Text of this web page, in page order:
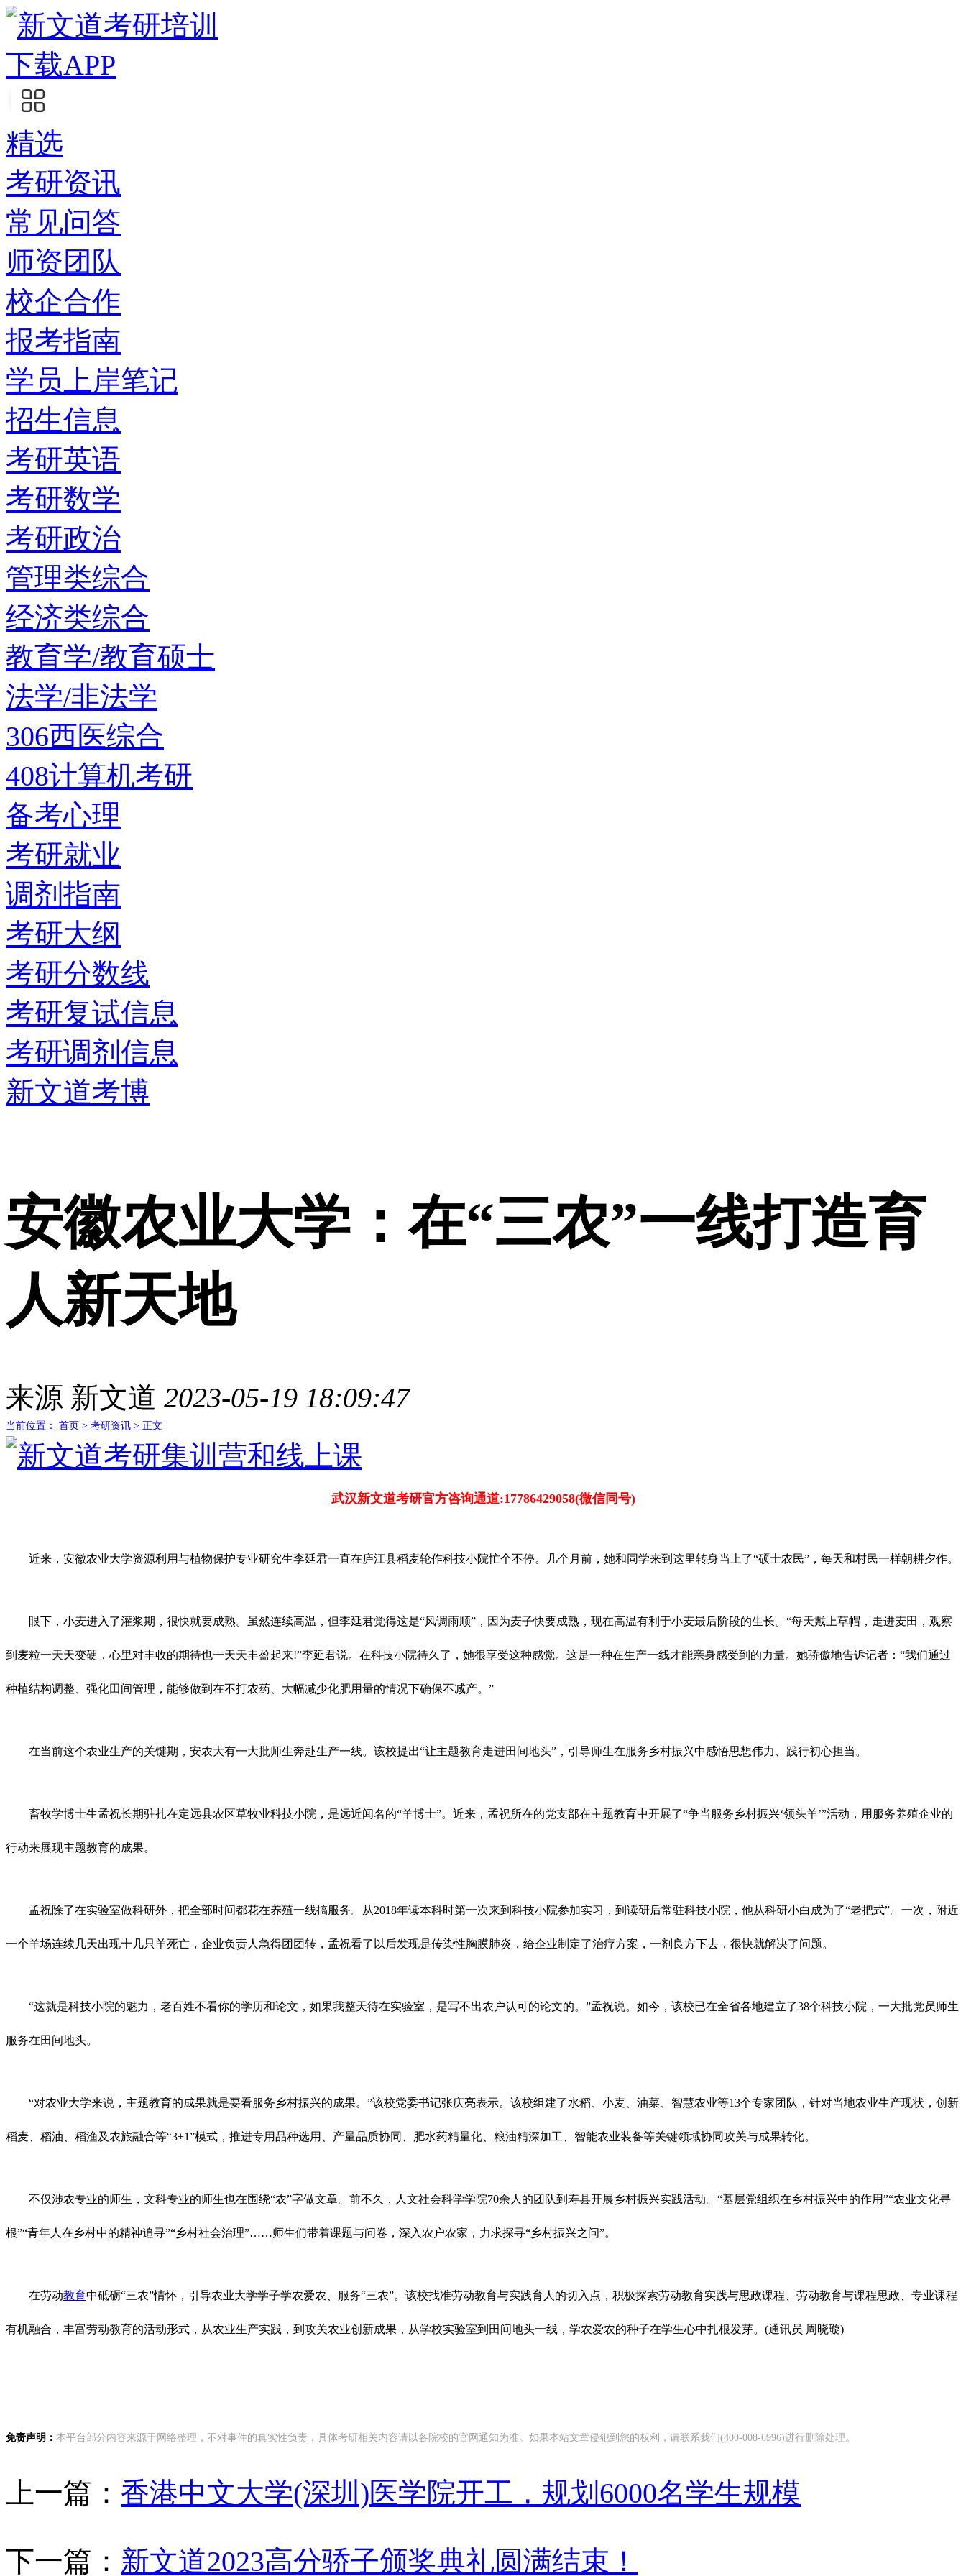
下载APP
精选
考研资讯
常见问答
师资团队
校企合作
报考指南
学员上岸笔记
招生信息
考研英语
考研数学
考研政治
管理类综合
经济类综合
教育学/教育硕士
法学/非法学
306西医综合
408计算机考研
备考心理
考研就业
调剂指南
考研大纲
考研分数线
考研复试信息
考研调剂信息
新文道考博
安徽农业大学：在“三农”一线打造育
人新天地
来源 新文道 2023-05-19 18:09:47
当前位置： 首页 > 考研资讯 > 正文
武汉新文道考研官方咨询通道:17786429058(微信同号)
近来，安徽农业大学资源利用与植物保护专业研究生李延君一直在庐江县稻麦轮作科技小院忙个不停。几个月前，她和同学来到这里转身当上了“硕士农民”，每天和村民一样朝耕夕作。
眼下，小麦进入了灌浆期，很快就要成熟。虽然连续高温，但李延君觉得这是“风调雨顺”，因为麦子快要成熟，现在高温有利于小麦最后阶段的生长。“每天戴上草帽，走进麦田，观察
到麦粒一天天变硬，心里对丰收的期待也一天天丰盈起来!”李延君说。在科技小院待久了，她很享受这种感觉。这是一种在生产一线才能亲身感受到的力量。她骄傲地告诉记者：“我们通过
种植结构调整、强化田间管理，能够做到在不打农药、大幅减少化肥用量的情况下确保不减产。”
在当前这个农业生产的关键期，安农大有一大批师生奔赴生产一线。该校提出“让主题教育走进田间地头”，引导师生在服务乡村振兴中感悟思想伟力、践行初心担当。
畜牧学博士生孟祝长期驻扎在定远县农区草牧业科技小院，是远近闻名的“羊博士”。近来，孟祝所在的党支部在主题教育中开展了“争当服务乡村振兴‘领头羊’”活动，用服务养殖企业的
行动来展现主题教育的成果。
孟祝除了在实验室做科研外，把全部时间都花在养殖一线搞服务。从2018年读本科时第一次来到科技小院参加实习，到读研后常驻科技小院，他从科研小白成为了“老把式”。一次，附近
一个羊场连续几天出现十几只羊死亡，企业负责人急得团团转，孟祝看了以后发现是传染性胸膜肺炎，给企业制定了治疗方案，一剂良方下去，很快就解决了问题。
“这就是科技小院的魅力，老百姓不看你的学历和论文，如果我整天待在实验室，是写不出农户认可的论文的。”孟祝说。如今，该校已在全省各地建立了38个科技小院，一大批党员师生
服务在田间地头。
“对农业大学来说，主题教育的成果就是要看服务乡村振兴的成果。”该校党委书记张庆亮表示。该校组建了水稻、小麦、油菜、智慧农业等13个专家团队，针对当地农业生产现状，创新
稻麦、稻油、稻渔及农旅融合等“3+1”模式，推进专用品种选用、产量品质协同、肥水药精量化、粮油精深加工、智能农业装备等关键领域协同攻关与成果转化。
不仅涉农专业的师生，文科专业的师生也在围绕“农”字做文章。前不久，人文社会科学学院70余人的团队到寿县开展乡村振兴实践活动。“基层党组织在乡村振兴中的作用”“农业文化寻
根”“青年人在乡村中的精神追寻”“乡村社会治理”……师生们带着课题与问卷，深入农户农家，力求探寻“乡村振兴之问”。
在劳动教育中砥砺“三农”情怀，引导农业大学学子学农爱农、服务“三农”。该校找准劳动教育与实践育人的切入点，积极探索劳动教育实践与思政课程、劳动教育与课程思政、专业课程
有机融合，丰富劳动教育的活动形式，从农业生产实践，到攻关农业创新成果，从学校实验室到田间地头一线，学农爱农的种子在学生心中扎根发芽。(通讯员 周晓璇)
免责声明： 本平台部分内容来源于网络整理，不对事件的真实性负责，具体考研相关内容请以各院校的官网通知为准。如果本站文章侵犯到您的权利，请联系我们(400-008-6996)进行删除处理。
上一篇： 香港中文大学(深圳)医学院开工，规划6000名学生规模
下一篇： 新文道2023高分骄子颁奖典礼圆满结束！